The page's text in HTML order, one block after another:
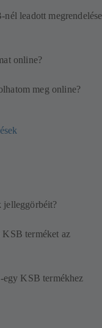
leadott
online?
meg online?
jelleggörbéit?
terméket az
egy KSB termékhez